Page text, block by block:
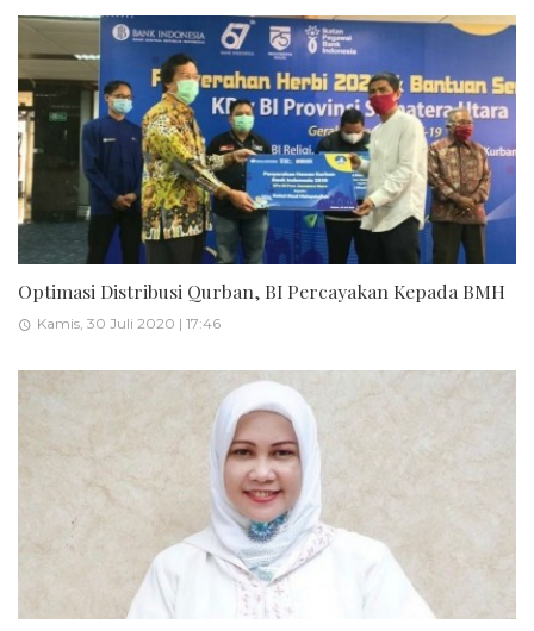
Optimasi Distribusi Qurban, BI Percayakan Kepada BMH
Kamis, 30 Juli 2020 | 17:46